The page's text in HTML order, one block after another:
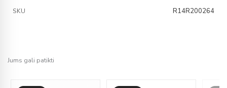
SKU R14R200264
Jums gali patikti